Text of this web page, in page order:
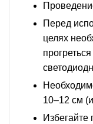
Перед
целях
10–12 см
Избегайте